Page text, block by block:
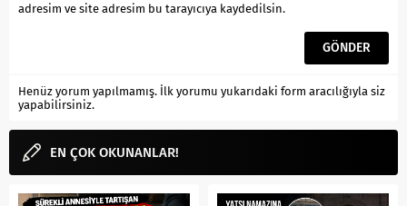
adresim ve site adresim bu tarayıcıya kaydedilsin.
Henüz yorum yapılmamış. İlk yorumu yukarıdaki form aracılığıyla siz
yapabilirsiniz.
EN ÇOK OKUNANLAR!